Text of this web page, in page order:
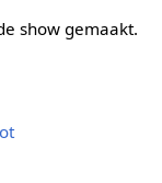
show gemaakt.